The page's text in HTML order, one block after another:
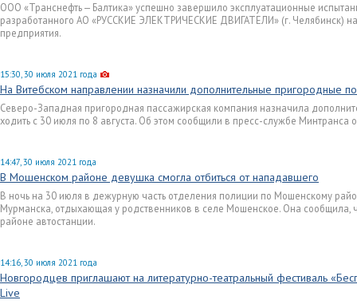
ООО «Транснефть — Балтика» успешно завершило эксплуатационные
разработанного АО «РУССКИЕ ЭЛЕКТРИЧЕСКИЕ ДВИГАТЕЛИ» (г. Челябинск)
предприятия.
15:30, 30 июля 2021 года
На Витебском направлении назначили дополнительные пригородные
Северо-Западная пригородная пассажирская компания назначила
ходить с 30 июля по 8 августа. Об этом сообщили в пресс-службе Минтранса
14:47, 30 июля 2021 года
В Мошенском районе девушка смогла отбиться от нападавшего
В ночь на 30 июля в дежурную часть отделения полиции по Мошенскому
Мурманска, отдыхающая у родственников в селе Мошенское. Она сообщила,
районе автостанции.
14:16, 30 июля 2021 года
Новгородцев приглашают на литературно-театральный фестиваль
Live